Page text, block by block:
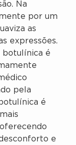
Na
por um
as
expressões.
botulínica é
pela
é
e